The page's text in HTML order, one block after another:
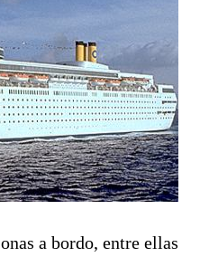
a bordo, entre ellas